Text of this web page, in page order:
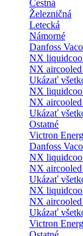
Cestná
Železničná
Letecká
Námorné
Danfoss
NX
NX aircooled
Ukázať
NX
NX aircooled
Ukázať
Ostatné
Victron
Danfoss
NX
NX aircooled
Ukázať
NX
NX aircooled
Ukázať
Victron